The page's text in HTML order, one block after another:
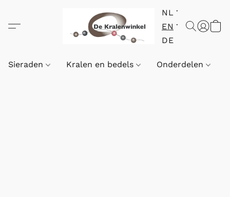
NL
EN
DE
Sieraden Kralen en bedels Onderdelen